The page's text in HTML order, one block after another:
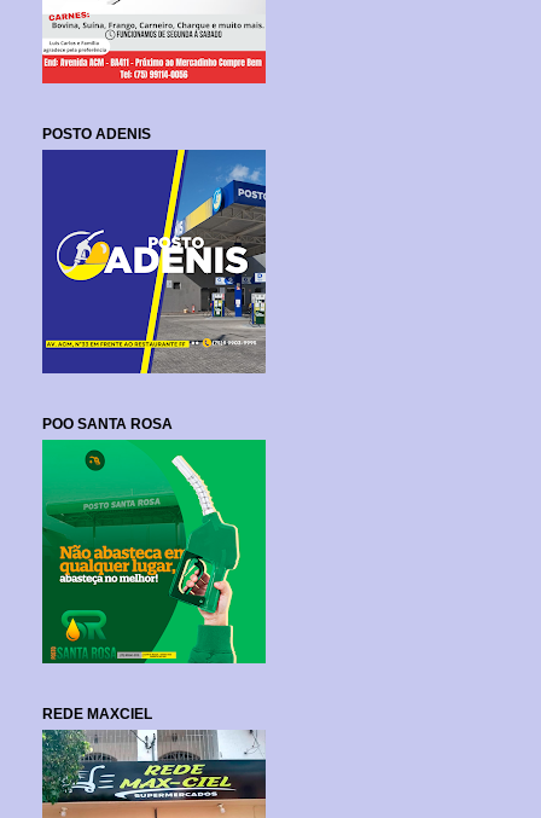
POSTO ADENIS
POO SANTA ROSA
REDE MAXCIEL